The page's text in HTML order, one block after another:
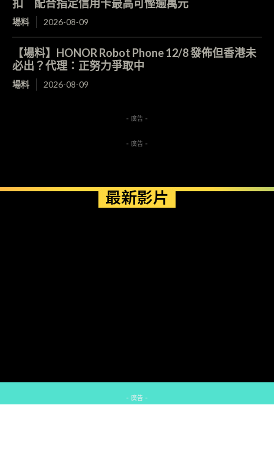
扣 配合指定信用卡最高可慳逾萬元
場料 2026-08-09
【場料】HONOR Robot Phone 12/8 發佈但香港未
必出？代理：正努力爭取中
場料 2026-08-09
- 廣告 -
- 廣告 -
最新影片
- 廣告 -